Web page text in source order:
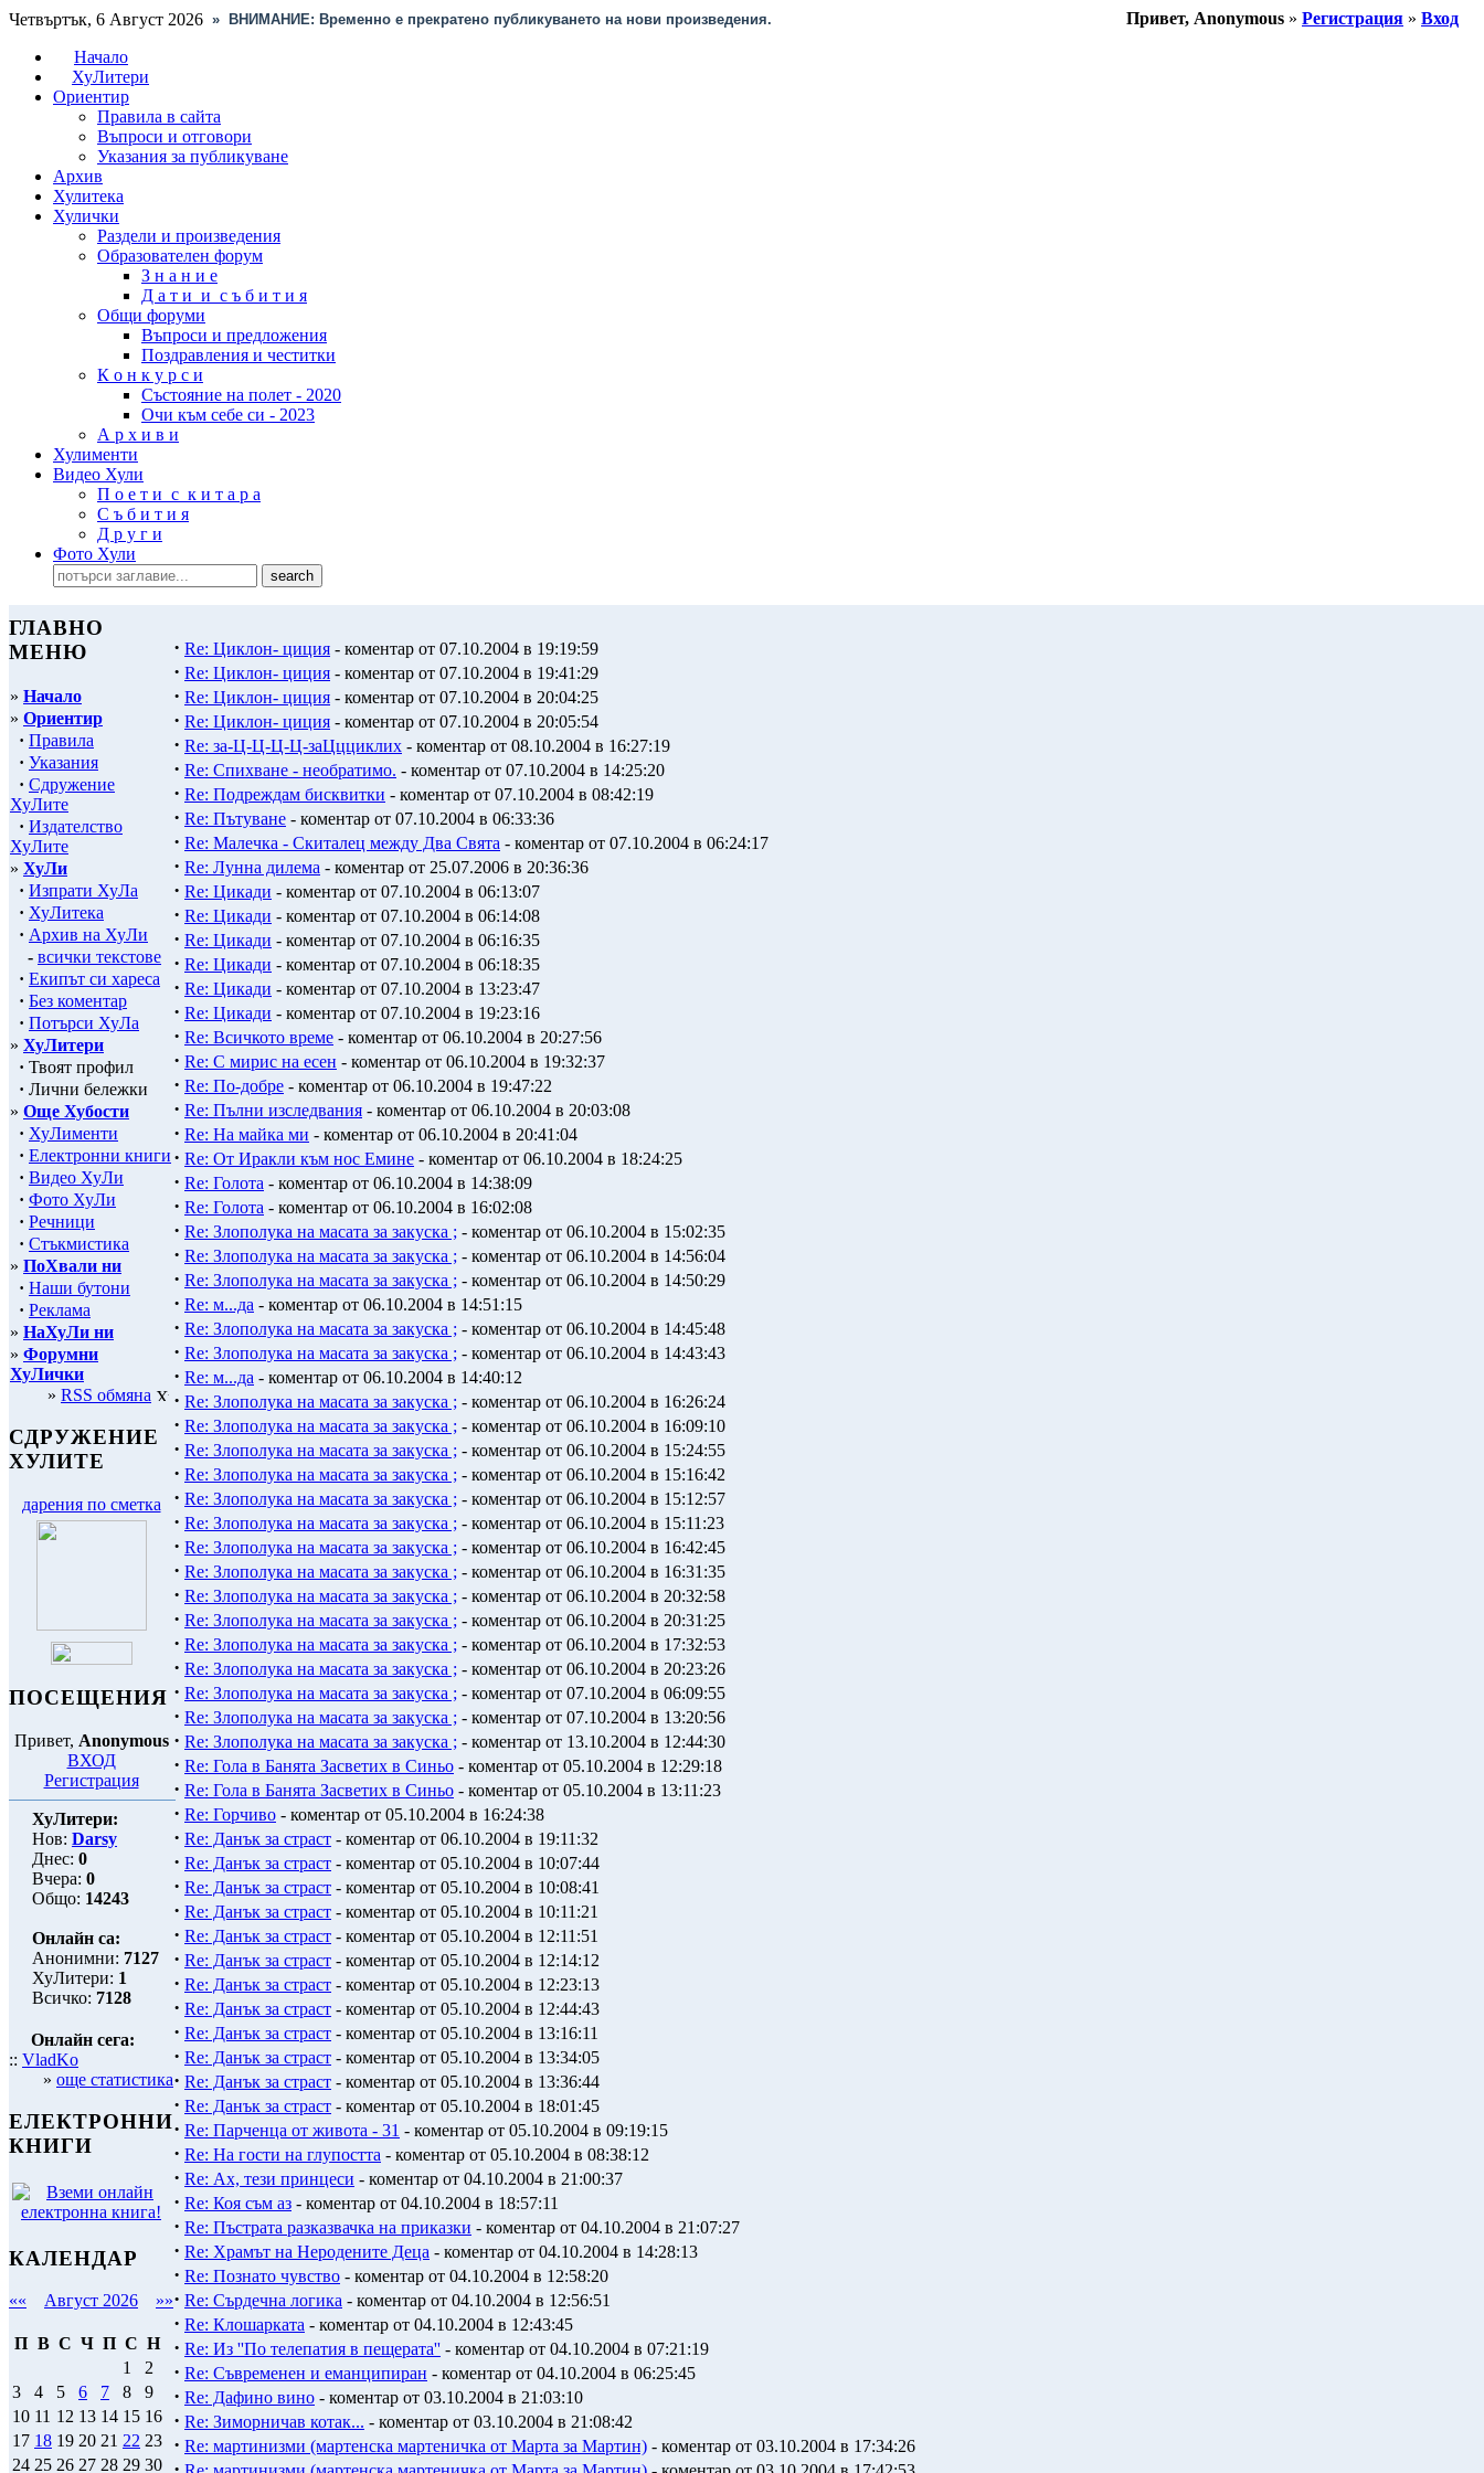
Четвъртък, 6 Август 2026 » ВНИМАНИЕ: Временно е прекратено публикуването на нови произведения. Привет, Anonymous » Регистрация » Вход
Начало
ХуЛитери
Ориентир
Правила в сайта
Въпроси и отговори
Указания за публикуване
Архив
Хулитека
Хулички
Раздели и произведения
Образователен форум
З н а н и е
Д а т и и с ъ б и т и я
Общи форуми
Въпроси и предложения
Поздравления и честитки
К о н к у р с и
Състояние на полет - 2020
Очи към себе си - 2023
А р х и в и
Хулименти
Видео Хули
П о е т и с к и т а р а
С ъ б и т и я
Д р у г и
Фото Хули
ГЛАВНО
МЕНЮ
» Начало
» Ориентир
· Правила
· Указания
· Сдружение
ХуЛите
· Издателство
ХуЛите
» ХуЛи
· Изпрати ХуЛа
· ХуЛитека
· Архив на ХуЛи
- всички текстове
· Екипът си хареса
· Без коментар
· Потърси ХуЛа
» ХуЛитери
· Твоят профил
· Лични бележки
» Още Хубости
· ХуЛименти
· Електронни книги
· Видео ХуЛи
· Фото ХуЛи
· Речници
· Стъкмистика
» ПоХвали ни
· Наши бутони
· Реклама
» НаХуЛи ни
» Форумни
ХуЛички
» RSS обмяна
СДРУЖЕНИЕ
ХУЛИТЕ
дарения по сметка
ПОСЕЩЕНИЯ
Привет, Anonymous
ВХОД
Регистрация
ХуЛитери:
Нов: Darsy
Днес: 0
Вчера: 0
Общо: 14243
Онлайн са:
Анонимни: 7127
ХуЛитери: 1
Всичко: 7128
Онлайн сега:
:: VladKo
» още статистика
ЕЛЕКТРОННИ
КНИГИ
КАЛЕНДАР
«« Август 2026 »»
П В С Ч П С Н
1
2
3
4 5 6 7 8
9
10 11 12 13 14 15 16
17 18 19 20 21 22 23
24 25 26 27 28 29 30
· Re: Циклон- циция - коментар от 07.10.2004 в 19:19:59
· Re: Циклон- циция - коментар от 07.10.2004 в 19:41:29
· Re: Циклон- циция - коментар от 07.10.2004 в 20:04:25
· Re: Циклон- циция - коментар от 07.10.2004 в 20:05:54
· Re: за-Ц-Ц-Ц-Ц-заЦцциклих - коментар от 08.10.2004 в 16:27:19
· Re: Спихване - необратимо. - коментар от 07.10.2004 в 14:25:20
· Re: Подреждам бисквитки - коментар от 07.10.2004 в 08:42:19
· Re: Пътуване - коментар от 07.10.2004 в 06:33:36
· Re: Малечка - Скиталец между Два Свята - коментар от 07.10.2004 в 06:24:17
· Re: Лунна дилема - коментар от 25.07.2006 в 20:36:36
· Re: Цикади - коментар от 07.10.2004 в 06:13:07
· Re: Цикади - коментар от 07.10.2004 в 06:14:08
· Re: Цикади - коментар от 07.10.2004 в 06:16:35
· Re: Цикади - коментар от 07.10.2004 в 06:18:35
· Re: Цикади - коментар от 07.10.2004 в 13:23:47
· Re: Цикади - коментар от 07.10.2004 в 19:23:16
· Re: Всичкото време - коментар от 06.10.2004 в 20:27:56
· Re: С мирис на есен - коментар от 06.10.2004 в 19:32:37
· Re: По-добре - коментар от 06.10.2004 в 19:47:22
· Re: Пълни изследвания - коментар от 06.10.2004 в 20:03:08
· Re: На майка ми - коментар от 06.10.2004 в 20:41:04
· Re: От Иракли към нос Емине - коментар от 06.10.2004 в 18:24:25
· Re: Голота - коментар от 06.10.2004 в 14:38:09
· Re: Голота - коментар от 06.10.2004 в 16:02:08
· Re: Злополука на масата за закуска ; - коментар от 06.10.2004 в 15:02:35
· Re: Злополука на масата за закуска ; - коментар от 06.10.2004 в 14:56:04
· Re: Злополука на масата за закуска ; - коментар от 06.10.2004 в 14:50:29
· Re: м...да - коментар от 06.10.2004 в 14:51:15
· Re: Злополука на масата за закуска ; - коментар от 06.10.2004 в 14:45:48
· Re: Злополука на масата за закуска ; - коментар от 06.10.2004 в 14:43:43
· Re: м...да - коментар от 06.10.2004 в 14:40:12
· Re: Злополука на масата за закуска ; - коментар от 06.10.2004 в 16:26:24
· Re: Злополука на масата за закуска ; - коментар от 06.10.2004 в 16:09:10
· Re: Злополука на масата за закуска ; - коментар от 06.10.2004 в 15:24:55
· Re: Злополука на масата за закуска ; - коментар от 06.10.2004 в 15:16:42
· Re: Злополука на масата за закуска ; - коментар от 06.10.2004 в 15:12:57
· Re: Злополука на масата за закуска ; - коментар от 06.10.2004 в 15:11:23
· Re: Злополука на масата за закуска ; - коментар от 06.10.2004 в 16:42:45
· Re: Злополука на масата за закуска ; - коментар от 06.10.2004 в 16:31:35
· Re: Злополука на масата за закуска ; - коментар от 06.10.2004 в 20:32:58
· Re: Злополука на масата за закуска ; - коментар от 06.10.2004 в 20:31:25
· Re: Злополука на масата за закуска ; - коментар от 06.10.2004 в 17:32:53
· Re: Злополука на масата за закуска ; - коментар от 06.10.2004 в 20:23:26
· Re: Злополука на масата за закуска ; - коментар от 07.10.2004 в 06:09:55
· Re: Злополука на масата за закуска ; - коментар от 07.10.2004 в 13:20:56
· Re: Злополука на масата за закуска ; - коментар от 13.10.2004 в 12:44:30
· Re: Гола в Банята Засветих в Синьо - коментар от 05.10.2004 в 12:29:18
· Re: Гола в Банята Засветих в Синьо - коментар от 05.10.2004 в 13:11:23
· Re: Горчиво - коментар от 05.10.2004 в 16:24:38
· Re: Данък за страст - коментар от 06.10.2004 в 19:11:32
· Re: Данък за страст - коментар от 05.10.2004 в 10:07:44
· Re: Данък за страст - коментар от 05.10.2004 в 10:08:41
· Re: Данък за страст - коментар от 05.10.2004 в 10:11:21
· Re: Данък за страст - коментар от 05.10.2004 в 12:11:51
· Re: Данък за страст - коментар от 05.10.2004 в 12:14:12
· Re: Данък за страст - коментар от 05.10.2004 в 12:23:13
· Re: Данък за страст - коментар от 05.10.2004 в 12:44:43
· Re: Данък за страст - коментар от 05.10.2004 в 13:16:11
· Re: Данък за страст - коментар от 05.10.2004 в 13:34:05
· Re: Данък за страст - коментар от 05.10.2004 в 13:36:44
· Re: Данък за страст - коментар от 05.10.2004 в 18:01:45
· Re: Парченца от живота - 31 - коментар от 05.10.2004 в 09:19:15
· Re: На гости на глупостта - коментар от 05.10.2004 в 08:38:12
· Re: Ах, тези принцеси - коментар от 04.10.2004 в 21:00:37
· Re: Коя съм аз - коментар от 04.10.2004 в 18:57:11
· Re: Пъстрата разказвачка на приказки - коментар от 04.10.2004 в 21:07:27
· Re: Храмът на Неродените Деца - коментар от 04.10.2004 в 14:28:13
· Re: Познато чувство - коментар от 04.10.2004 в 12:58:20
· Re: Сърдечна логика - коментар от 04.10.2004 в 12:56:51
· Re: Клошарката - коментар от 04.10.2004 в 12:43:45
· Re: Из ''По телепатия в пещерата'' - коментар от 04.10.2004 в 07:21:19
· Re: Съвременен и еманципиран - коментар от 04.10.2004 в 06:25:45
· Re: Дафино вино - коментар от 03.10.2004 в 21:03:10
· Re: Зиморничав котак... - коментар от 03.10.2004 в 21:08:42
· Re: мартинизми (мартенска мартеничка от Марта за Мартин) - коментар от 03.10.2004 в 17:34:26